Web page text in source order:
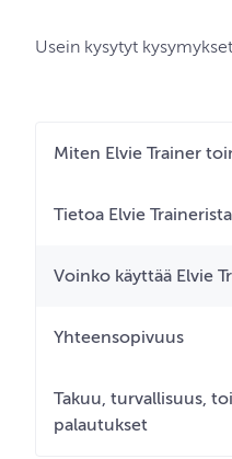
Usein kysytyt kysymykset
Miten Elvie Trainer
Tietoa Elvie Trainerista
Voinko käyttää Elvie
Yhteensopivuus
Takuu, turvallisuus,
palautukset